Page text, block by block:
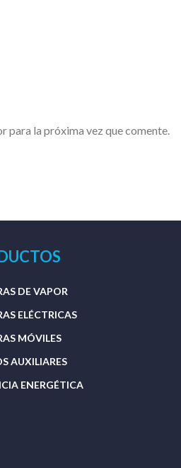
para la próxima vez que comente.
DE VAPOR
ELÉCTRICAS
MÓVILES
AUXILIARES
ENERGÉTICA